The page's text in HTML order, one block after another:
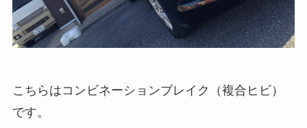
こちらはコンビネーションブレイク（複合ヒビ）
です。